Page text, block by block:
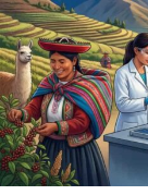
Saltar
al
contenido